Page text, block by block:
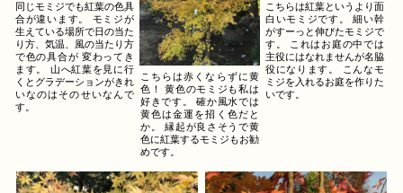
同じモミジでも紅葉の色具
合が違います。 モミジが
生えている場所で日の当た
り方、気温、風の当たり方
で色の具合が 変わってき
ます。 山へ紅葉を見に行
くとグラデーションがきれ
いなのはそのせいなんで
す。
こちらは赤くならずに黄
色！ 黄色のモミジも私は
好きです。 確か風水では
黄色は金運を招く色だと
か。 縁起が良さそうで黄
色に紅葉するモミジもお勧
めです。
こちらは紅葉というより面
白いモミジです。 細い幹
がすーっと伸びたモミジで
す。 これはお庭の中では
主役にはなれませんが名脇
役になります。 こんなモ
ミジを入れるお庭を作りた
いです。